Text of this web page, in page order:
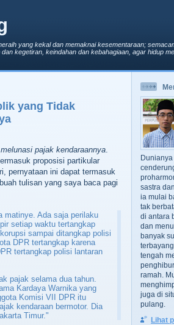
yang kekal dan memaknai kesementaraan;
kegetiran, keindahan dan kebahagiaan, agar hidup
yang Tidak
pajak kendaraannya.
proposisi partikular
pernyataan ini dapat termasuk
tulisan yang saya baca pagi
matinye. Ada saja perilaku
setiap waktu tertangkap
sampai ditangkap polisi
DPR tertangkap karena
tertangkap polisi lantaran
pajak selama dua tahun.
Kardaya Warnika yang
Komisi VII DPR itu
kendaraan bermotor. Dia
Timur."
sastra
ia mulai
tak
di antara
dan
banyak
tengah
ramah.
juga di
pulang.
Lihat